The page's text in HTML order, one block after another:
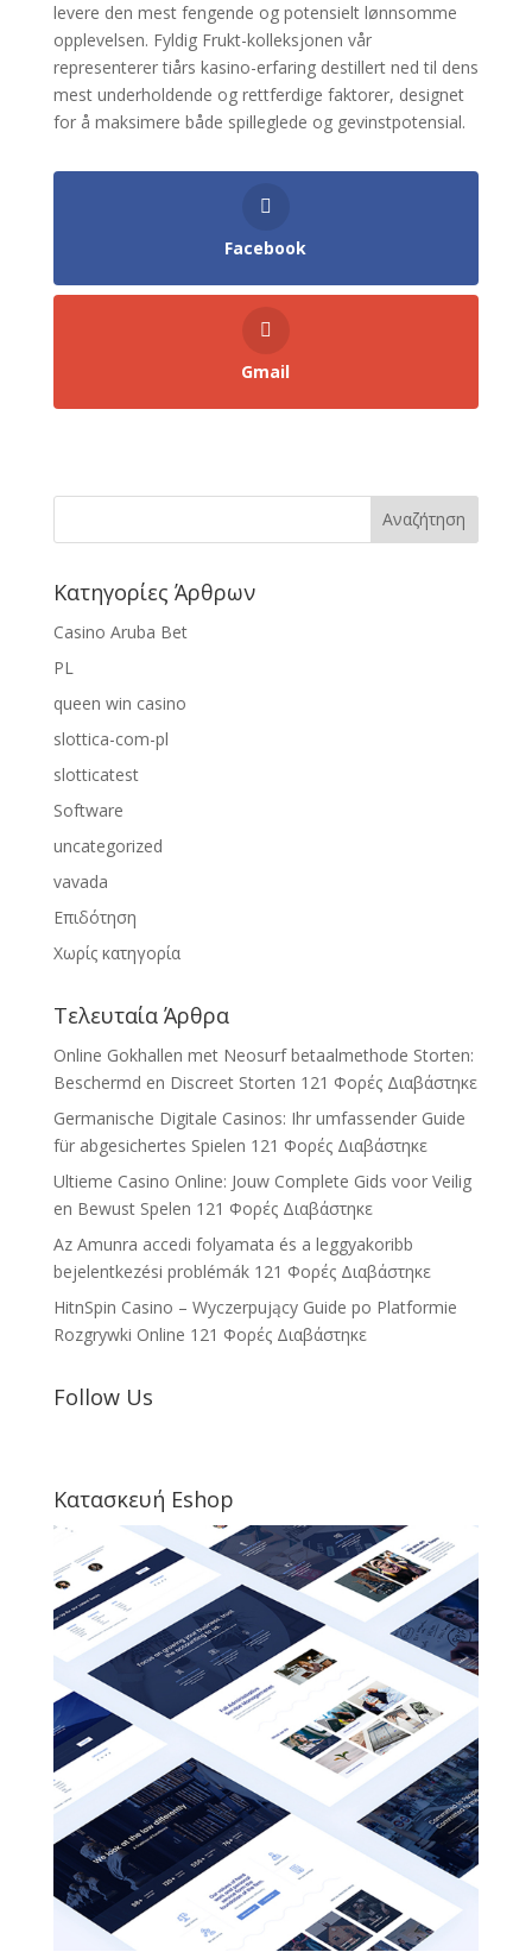
levere den mest fengende og potensielt lønnsomme
opplevelsen. Fyldig Frukt-kolleksjonen vår
representerer tiårs kasino-erfaring destillert ned til dens
mest underholdende og rettferdige faktorer, designet
for å maksimere både spilleglede og gevinstpotensial.
Facebook
Gmail
Κατηγορίες Άρθρων
Casino Aruba Bet
PL
queen win casino
slottica-com-pl
slotticatest
Software
uncategorized
vavada
Επιδότηση
Χωρίς κατηγορία
Τελευταία Άρθρα
Online Gokhallen met Neosurf betaalmethode Storten:
Beschermd en Discreet Storten 121 Φορές Διαβάστηκε
Germanische Digitale Casinos: Ihr umfassender Guide
für abgesichertes Spielen 121 Φορές Διαβάστηκε
Ultieme Casino Online: Jouw Complete Gids voor Veilig
en Bewust Spelen 121 Φορές Διαβάστηκε
Az Amunra accedi folyamata és a leggyakoribb
bejelentkezési problémák 121 Φορές Διαβάστηκε
HitnSpin Casino – Wyczerpujący Guide po Platformie
Rozgrywki Online 121 Φορές Διαβάστηκε
Follow Us
Κατασκευή Eshop